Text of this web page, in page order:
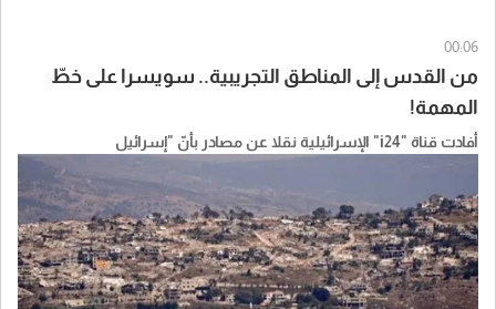
00:06
من القدس إلى المناطق التجريبية.. سويسرا على خطّ
المهمة!
أفادت قناة "i24" الإسرائيلية نقلا عن مصادر بأنّ "إسرائيل